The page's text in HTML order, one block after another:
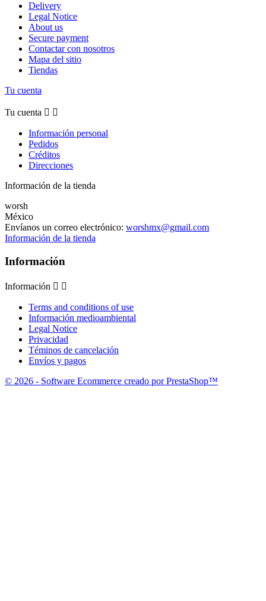
Delivery
Legal Notice
About us
Secure payment
Contactar con nosotros
Mapa del sitio
Tiendas
Tu cuenta
Tu cuenta  
Información personal
Pedidos
Créditos
Direcciones
Información de la tienda
worsh
México
Envíanos un correo electrónico: worshmx@gmail.com
Información de la tienda
Información
Información  
Terms and conditions of use
Información medioambiental
Legal Notice
Privacidad
Téminos de cancelación
Envíos y pagos
© 2026 - Software Ecommerce creado por PrestaShop™